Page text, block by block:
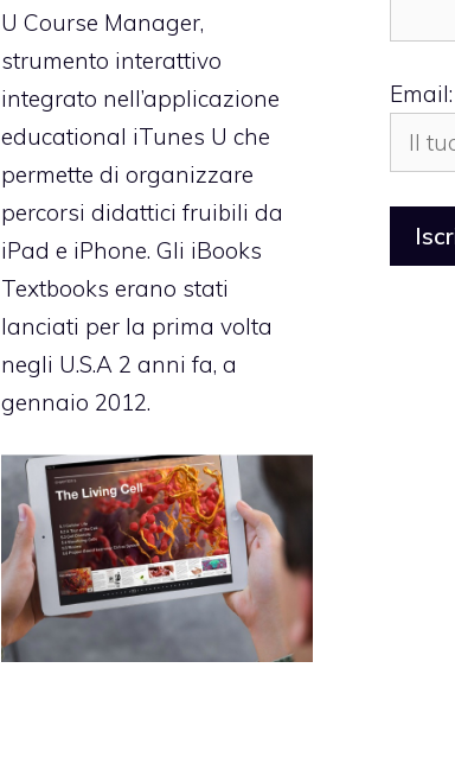
U Course Manager,
strumento interattivo
integrato nell’applicazione
educational iTunes U che
permette di organizzare
percorsi didattici fruibili da
iPad e iPhone. Gli iBooks
Textbooks erano stati
lanciati per la prima volta
negli U.S.A 2 anni fa, a
gennaio 2012.
Email: